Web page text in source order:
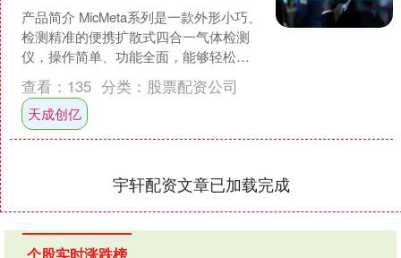
产品简介 MicMeta系列是一款外形小巧、
检测精准的便携扩散式四合一气体检测
仪，操作简单、功能全面，能够轻松应
对各种使用环境快速检测: 一氧化碳，硫
化氢，氧气....
查看： 135 分类： 股票配资公司
天成创亿
宇轩配资文章已加载完成